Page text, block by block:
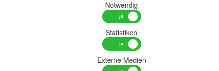
Notwendig
Statistiken
Externe Medien